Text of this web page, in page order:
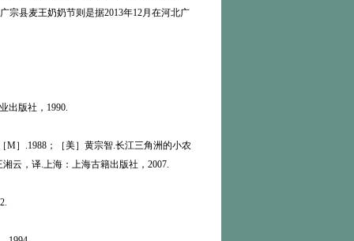
宗县麦王奶奶节则是据2013年12月在河北广
出版社，1990.
］.1988；［美］黄宗智.长江三角洲的小农
云，译.上海：上海古籍出版社，2007.